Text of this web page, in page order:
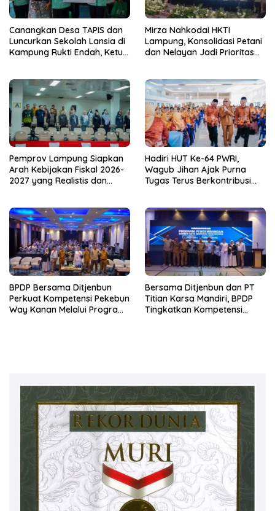
Canangkan Desa TAPIS dan
Luncurkan Sekolah Lansia di
Kampung Rukti Endah, Ketua
dari Desa
Mirza Nahkodai HKTI
Lampung, Konsolidasi Petani
dan Nelayan Jadi Prioritas
Pemprov Lampung Siapkan
Arah Kebijakan Fiskal 2026-
2027 yang Realistis dan
Hadiri HUT Ke-64 PWRI,
Wagub Jihan Ajak Purna
Tugas Terus Berkontribusi
BPDP Bersama Ditjenbun
Perkuat Kompetensi Pekebun
Way Kanan Melalui Program
Bersama Ditjenbun dan PT
Titian Karsa Mandiri, BPDP
Tingkatkan Kompetensi